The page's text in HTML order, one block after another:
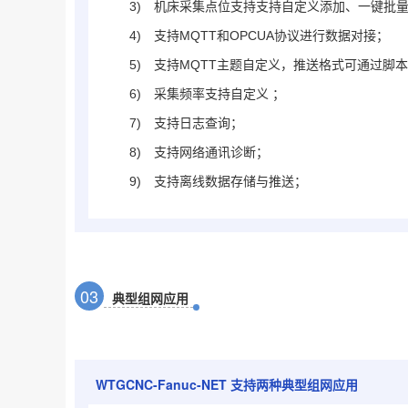
3)
机床采集点位支持支持自定义添加、一键批
4)
支持MQTT和OPCUA协议进行数据对接；
5)
支持MQTT主题自定义，推送格式可通过脚本
6)
采集频率支持自定义 ；
7)
支持日志查询；
8)
支持网络通讯诊断；
9)
支持离线数据存储与推送；
03 典型组网应用
WTGCNC-Fanuc-NET 支持两种典型组网应用